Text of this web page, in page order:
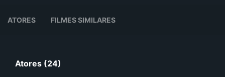
ATORES FILMES SIMILARES
Atores (24)